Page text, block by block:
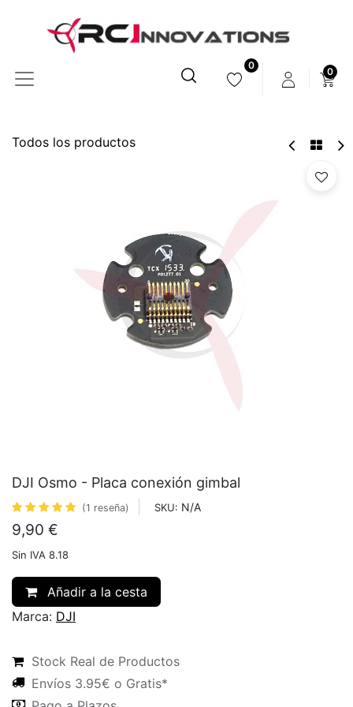
0
0
Todos los productos
DJI Osmo - Placa conexión gimbal
(1 reseña) SKU: N/A
9,90 €
Sin IVA 8.18
Añadir a la cesta
Marca: DJI
Stock Real de Productos
Envíos 3.95€ o Gratis*